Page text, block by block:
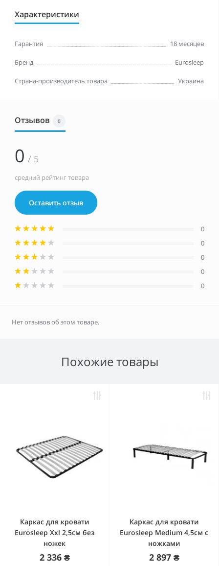
Характеристики
Гарантия 18 месяцев
Бренд Eurosleep
Страна-производитель товара Украина
Отзывов 0
0 / 5
средний рейтинг товара
Оставить отзыв
0
0
0
0
0
Нет отзывов об этом товаре.
Похожие товары
Каркас для кровати
Eurosleep Xxl 2,5cм без
ножек
2 336 ₴
Каркас для кровати
Eurosleep Medium 4,5cм с
ножками
2 897 ₴